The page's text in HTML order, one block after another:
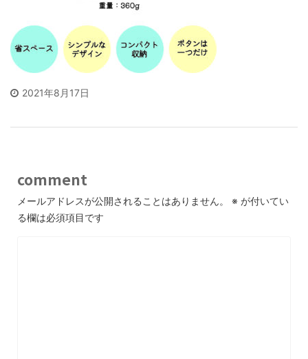
2021年8月17日
comment
メールアドレスが公開されることはありません。 ※ が付いてい
る欄は必須項目です